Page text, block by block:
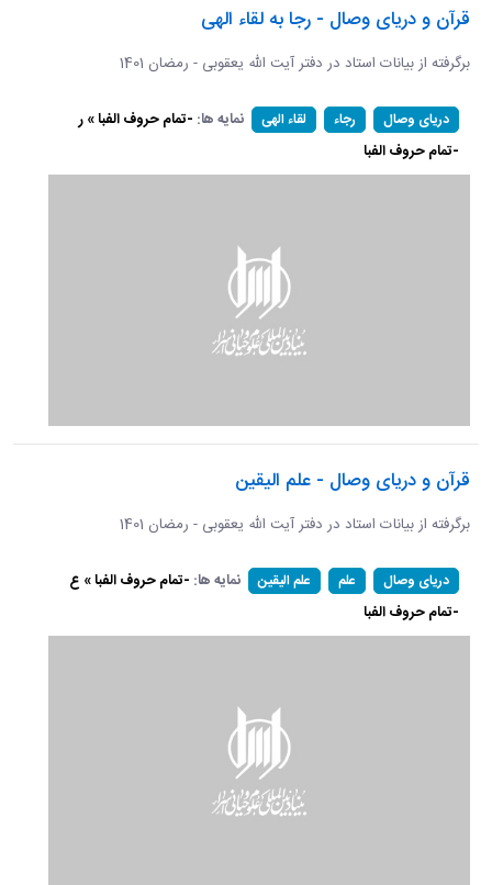
قرآن و دریای وصال - رجا به لقاء الهی
برگرفته از بیانات استاد در دفتر آیت الله یعقوبی - رمضان 1401
دریای وصال رجاء لقاء الهی نمایه ها: -تمام حروف الفبا » ر
-تمام حروف الفبا
قرآن و دریای وصال - علم الیقین
برگرفته از بیانات استاد در دفتر آیت الله یعقوبی - رمضان 1401
دریای وصال علم علم الیقین نمایه ها: -تمام حروف الفبا » ع
-تمام حروف الفبا